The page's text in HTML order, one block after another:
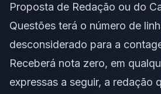
Proposta de Redação ou do
Questões terá o número de
desconsiderado para a
Receberá nota zero, em
expressas a seguir, a redação